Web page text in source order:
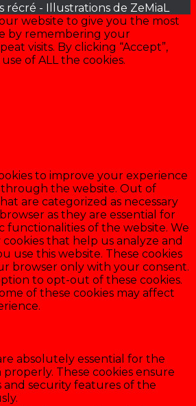
récré - Illustrations de ZeMiaL
website to give you the most
by remembering your
visits. By clicking “Accept”,
of ALL the cookies.
to improve your experience
the website. Out of
are categorized as necessary
as they are essential for
functionalities of the website. We
that help us analyze and
use this website. These cookies
browser only with your consent.
to opt-out of these cookies.
of these cookies may affect
absolutely essential for the
These cookies ensure
and security features of the